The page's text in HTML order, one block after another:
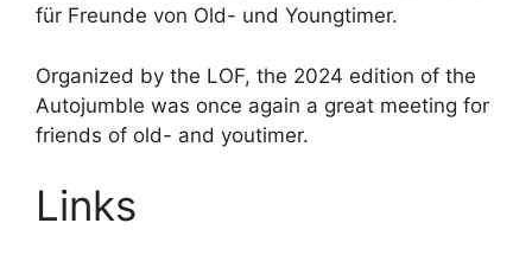
für Freunde von Old- und Youngtimer.
Organized by the LOF, the 2024 edition of the
Autojumble was once again a great meeting for
friends of old- and youtimer.
Links